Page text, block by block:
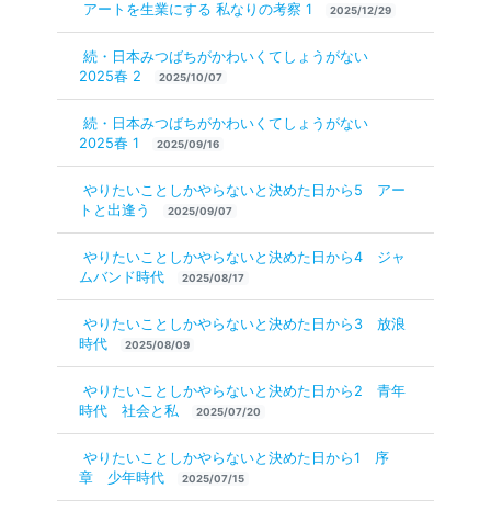
アートを生業にする 私なりの考察 1 2025/12/29
続・日本みつばちがかわいくてしょうがない
2025春 2
2025/10/07
続・日本みつばちがかわいくてしょうがない
2025春 1
2025/09/16
やりたいことしかやらないと決めた日から5 アー
トと出逢う
2025/09/07
やりたいことしかやらないと決めた日から4 ジャ
ムバンド時代
2025/08/17
やりたいことしかやらないと決めた日から3 放浪
時代
2025/08/09
やりたいことしかやらないと決めた日から2 青年
時代 社会と私
2025/07/20
やりたいことしかやらないと決めた日から1 序
章 少年時代
2025/07/15